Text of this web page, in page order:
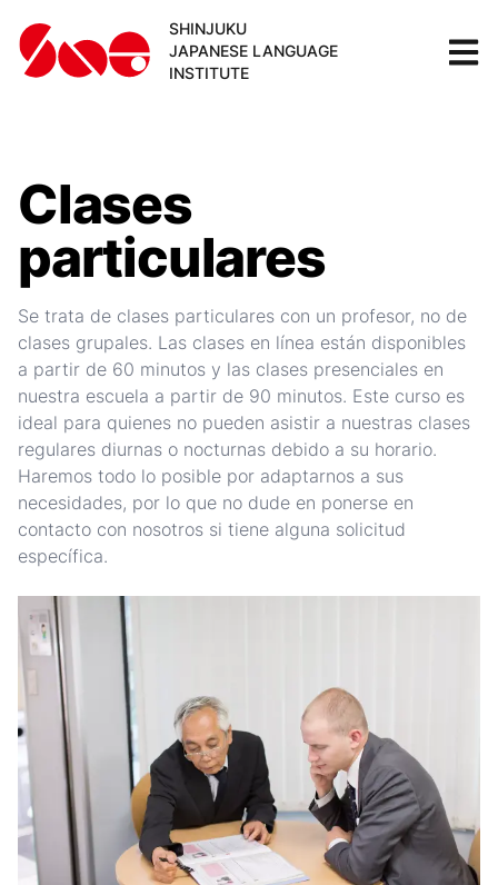
SHINJUKU
JAPANESE LANGUAGE
INSTITUTE
Clases
particulares
Se trata de clases particulares con un profesor, no de
clases grupales. Las clases en línea están disponibles
a partir de 60 minutos y las clases presenciales en
nuestra escuela a partir de 90 minutos. Este curso es
ideal para quienes no pueden asistir a nuestras clases
regulares diurnas o nocturnas debido a su horario.
Haremos todo lo posible por adaptarnos a sus
necesidades, por lo que no dude en ponerse en
contacto con nosotros si tiene alguna solicitud
específica.